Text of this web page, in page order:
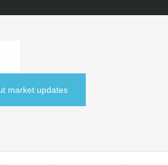
market updates